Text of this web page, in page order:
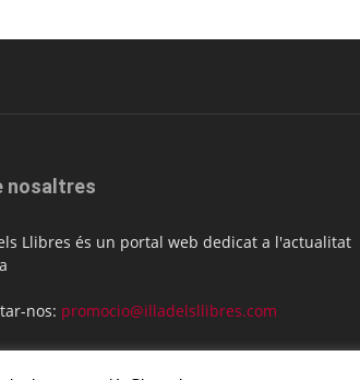
nosaltres
Llibres és un portal web dedicat a l'actualitat
nos: promocio@illadelsllibres.com